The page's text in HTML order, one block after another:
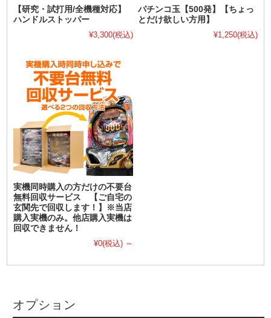
【研究・試打用/全機種対応】
ハンドルストッパー
¥3,300(税込)
パチンコ玉【500発】【ちょっ
とだけ欲しい方用】
¥1,250(税込)
実機同時購入の方だけの不要台
無料回収サービス 【ご自宅の
玄関先で回収します！】※当店
購入実機のみ。他店購入実機は
回収できません！
¥0(税込) ～
オプション